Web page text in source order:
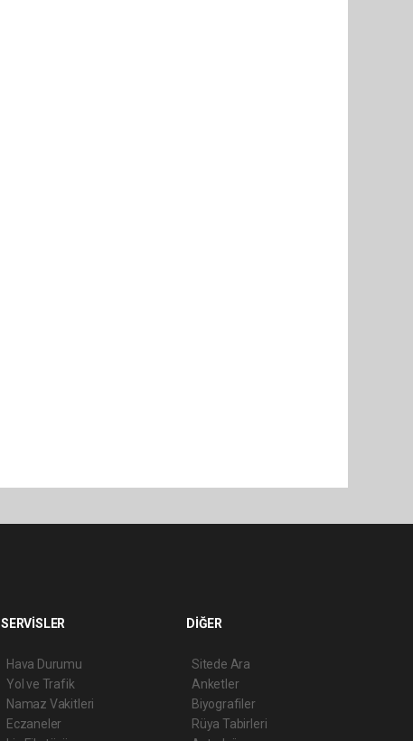
SERVİSLER
Hava Durumu
Yol ve Trafik
Namaz Vakitleri
Eczaneler
DİĞER
Sitede Ara
Anketler
Biyografiler
Rüya Tabirleri